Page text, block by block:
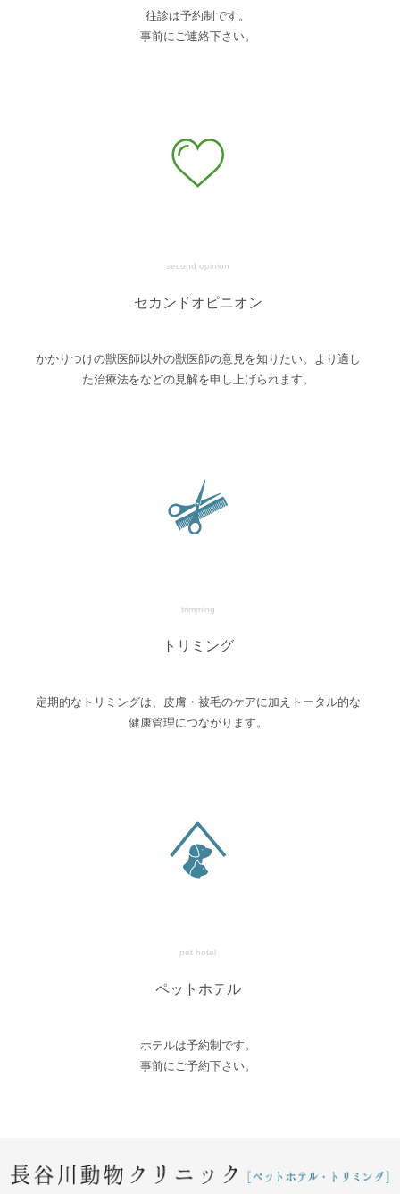
往診は予約制です。
事前にご連絡下さい。
second opinion
セカンドオピニオン
かかりつけの獣医師以外の獣医師の意見を知りたい。より適し
た治療法をなどの見解を申し上げられます。
trimming
トリミング
定期的なトリミングは、皮膚・被毛のケアに加えトータル的な
健康管理につながります。
pet hotel
ペットホテル
ホテルは予約制です。
事前にご予約下さい。